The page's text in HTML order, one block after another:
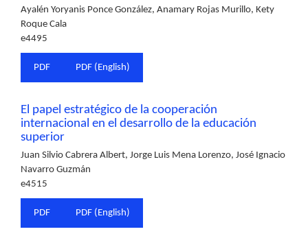
Ayalén Yoryanis Ponce González, Anamary Rojas Murillo, Kety
Roque Cala
e4495
PDF PDF (English)
El papel estratégico de la cooperación
internacional en el desarrollo de la educación
superior
Juan Silvio Cabrera Albert, Jorge Luis Mena Lorenzo, José Ignacio
Navarro Guzmán
e4515
PDF PDF (English)